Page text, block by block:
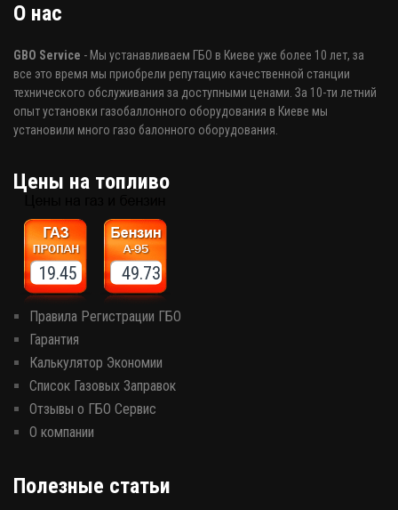
О нас
GBO Service - Мы устанавливаем ГБО в Киеве уже более 10 лет, за
все это время мы приобрели репутацию качественной станции
технического обслуживания за доступными ценами. За 10-ти летний
опыт установки газобаллонного оборудования в Киеве мы
установили много газо балонного оборудования.
Цены на топливо
19.45 49.73
Правила Регистрации ГБО
Гарантия
Калькулятор Экономии
Список Газовых Заправок
Отзывы о ГБО Сервис
О компании
Полезные статьи